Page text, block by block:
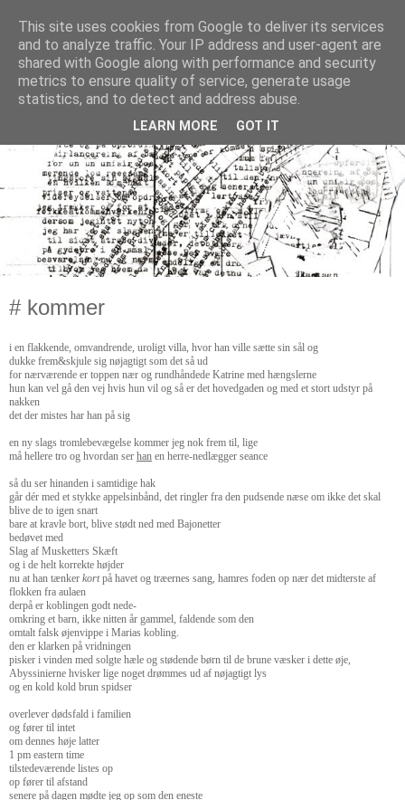
# kommer
i en flakkende, omvandrende, uroligt villa, hvor han ville sætte sin sål og
dukke frem&skjule sig nøjagtigt som det så ud
for nærværende er toppen nær og rundhåndede Katrine med hængslerne
hun kan vel gå den vej hvis hun vil og så er det hovedgaden og med et stort udstyr på
nakken
det der mistes har han på sig
en ny slags tromlebevægelse kommer jeg nok frem til, lige
må hellere tro og hvordan ser han en herre-nedlægger seance
så du ser hinanden i samtidige hak
går dér med et stykke appelsinbånd, det ringler fra den pudsende næse om ikke det skal
blive de to igen snart
bare at kravle bort, blive stødt ned med Bajonetter
bedøvet med
Slag af Musketters Skæft
og i de helt korrekte højder
nu at han tænker kortpå havet og træernes sang, hamres foden op nær det midterste af
flokken fra aulaen
derpå er koblingen godt nede-
omkring et barn, ikke nitten år gammel, faldende som den
omtalt falsk øjenvippe i Marias kobling.
den er klarken på vridningen
pisker i vinden med solgte hæle og stødende børn til de brune væsker i dette øje,
Abyssinierne hvisker lige noget drømmes ud af nøjagtigt lys
og en kold kold brun spidser
overlever dødsfald i familien
og fører til intet
om dennes høje latter
1 pm eastern time
tilstedeværende listes op
op fører til afstand
senere på dagen mødte jeg op som den eneste
This site uses cookies from Google to deliver its services
and to analyze traffic. Your IP address and user-agent are
shared with Google along with performance and security
metrics to ensure quality of service, generate usage
statistics, and to detect and address abuse.
LEARN MORE GOT IT